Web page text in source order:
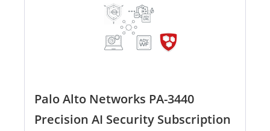
Palo Alto Networks PA-3440
Precision AI Security Subscription